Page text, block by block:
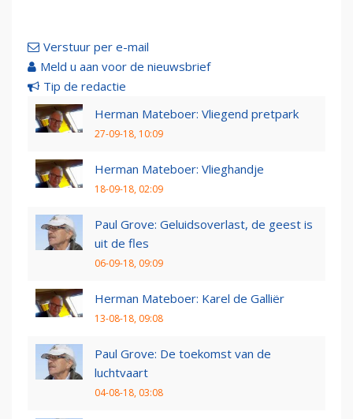
Verstuur per e-mail
Meld u aan voor de nieuwsbrief
Tip de redactie
Herman Mateboer: Vliegend pretpark
27-09-18, 10:09
Herman Mateboer: Vlieghandje
18-09-18, 02:09
Paul Grove: Geluidsoverlast, de geest is
uit de fles
06-09-18, 09:09
Herman Mateboer: Karel de Galliër
13-08-18, 09:08
Paul Grove: De toekomst van de
luchtvaart
04-08-18, 03:08